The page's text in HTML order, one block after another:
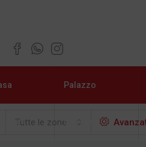
Palazzo
Libeccio
Tutte le zone